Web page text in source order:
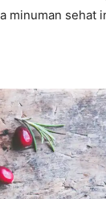
minuman sehat